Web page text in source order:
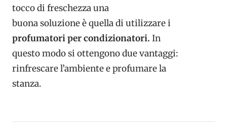
tocco di freschezza una
buona soluzione è quella di utilizzare i
profumatori per condizionatori. In
questo modo si ottengono due vantaggi:
rinfrescare l’ambiente e profumare la
stanza.